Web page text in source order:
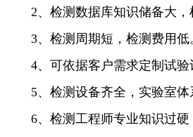
2、检测数据库知识储备大，
3、检测周期短，检测费用低
4、可依据客户需求定制试验
5、检测设备齐全，实验室体
6、检测工程师专业知识过硬